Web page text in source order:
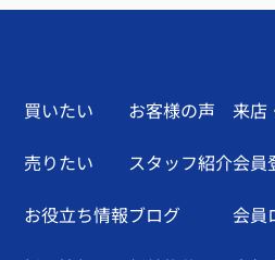
買いたい
売りたい
お役立ち情報
お客様の声
スタッフ紹介
ブログ
来店
会員
会員